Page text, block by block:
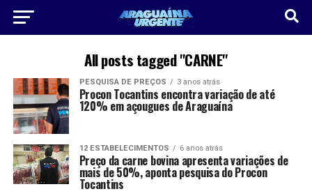
All posts tagged "CARNE"
PESQUISA DE PREÇOS 3 anos atrás
Procon Tocantins encontra variação de até
120% em açougues de Araguaína
12 ESTABELECIMENTOS 6 anos atrás
Preço da carne bovina apresenta variações de
mais de 50%, aponta pesquisa do Procon
Tocantins